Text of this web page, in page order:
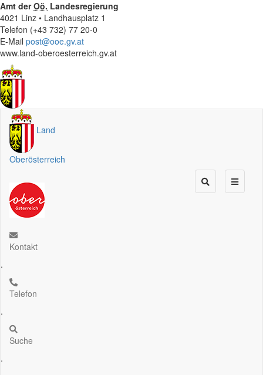
Amt derOö. Landesregierung
4021 Linz • Landhausplatz 1
Telefon (+43 732) 77 20-0
E-Mail post@ooe.gv.at
www.land-oberoesterreich.gv.at
Land
Oberösterreich
Kontakt
.
Telefon
.
Suche
.